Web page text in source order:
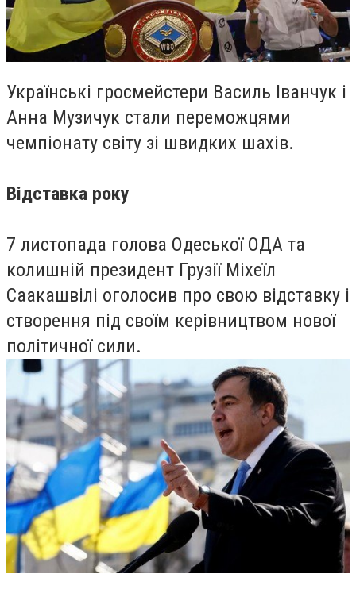
Українські гросмейстери Василь Іванчук і
Анна Музичук стали переможцями
чемпіонату світу зі швидких шахів.
Відставка року
7 листопада голова Одеської ОДА та
колишній президент Грузії Міхеїл
Саакашвілі оголосив про свою відставку і
створення під своїм керівництвом нової
політичної сили.